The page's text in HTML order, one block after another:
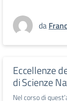
da
Eccellenze
di Scienze
Nel corso di